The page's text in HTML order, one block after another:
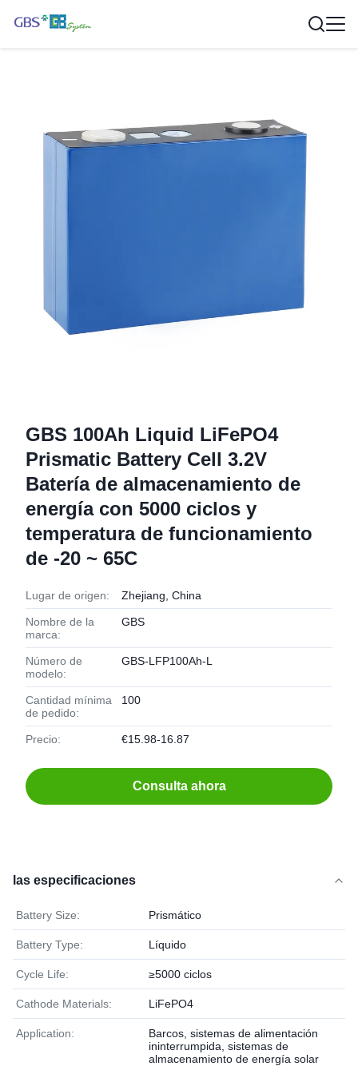
GBS 100Ah Liquid LiFePO4
Prismatic Battery Cell 3.2V
Batería de almacenamiento de
energía con 5000 ciclos y
temperatura de funcionamiento
de -20 ~ 65C
Lugar de origen: Zhejiang, China
Nombre de la
marca:
GBS
Número de
modelo:
GBS-LFP100Ah-L
Cantidad mínima
de pedido:
100
Precio: €15.98-16.87
Consulta ahora
las especificaciones
Battery Size: Prismático
Battery Type: Líquido
Cycle Life: ≥5000 ciclos
Cathode Materials: LiFePO4
Application:
Barcos, sistemas de alimentación
ininterrumpida, sistemas de
almacenamiento de energía solar